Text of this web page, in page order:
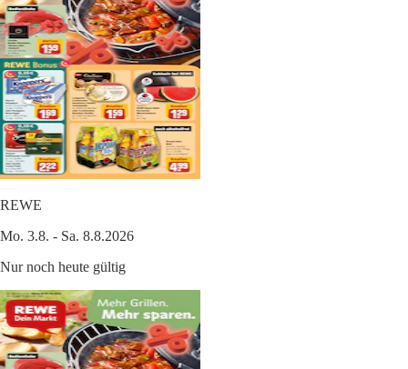
REWE
Mo. 3.8. - Sa. 8.8.2026
Nur noch heute gültig